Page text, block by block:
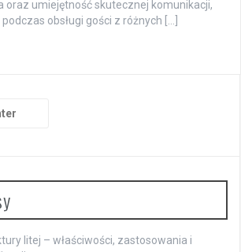
oraz umiejętność skutecznej komunikacji,
obsługi gości z różnych […]
litej – właściwości, zastosowania i